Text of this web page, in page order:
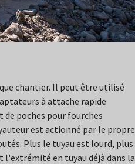
chantier. Il peut être utilisé
à attache rapide
poches pour fourches
est actionné par le propre
Plus le tuyau est lourd, plus
l'extrémité en tuyau déjà dans la